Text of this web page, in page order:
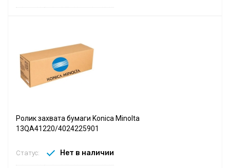
Ролик захвата бумаги Konica Minolta
13QA41220/4024225901
Статус: Нет в наличии